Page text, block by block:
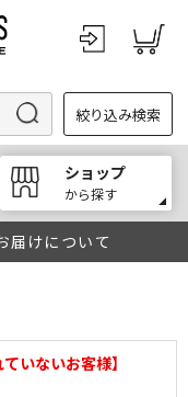
絞り込み検索
ショップ
から探す
届けについて
いないお客様】